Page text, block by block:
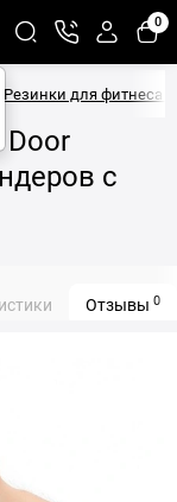
0
Резинки для фитнеса и
Door
с
Отзывы 0